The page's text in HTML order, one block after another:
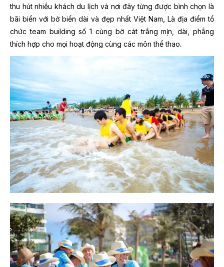
thu hút nhiều khách du lịch và nơi đây từng được bình chọn là
bãi biển với bờ biển dài và đẹp nhất Việt Nam, Là địa điểm tổ
chức team building số 1 cùng bờ cát trắng mịn, dài, phẳng
thích hợp cho mọi hoạt động cùng các môn thể thao.